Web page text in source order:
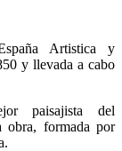
Artistica y
y llevada a cabo
paisajista del
obra, formada por